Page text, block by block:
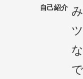
自己紹介